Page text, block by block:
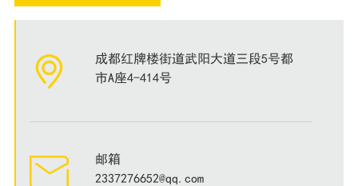
成都红牌楼街道武阳大道三段5号都
市A座4-414号
邮箱
2337276652@qq.com